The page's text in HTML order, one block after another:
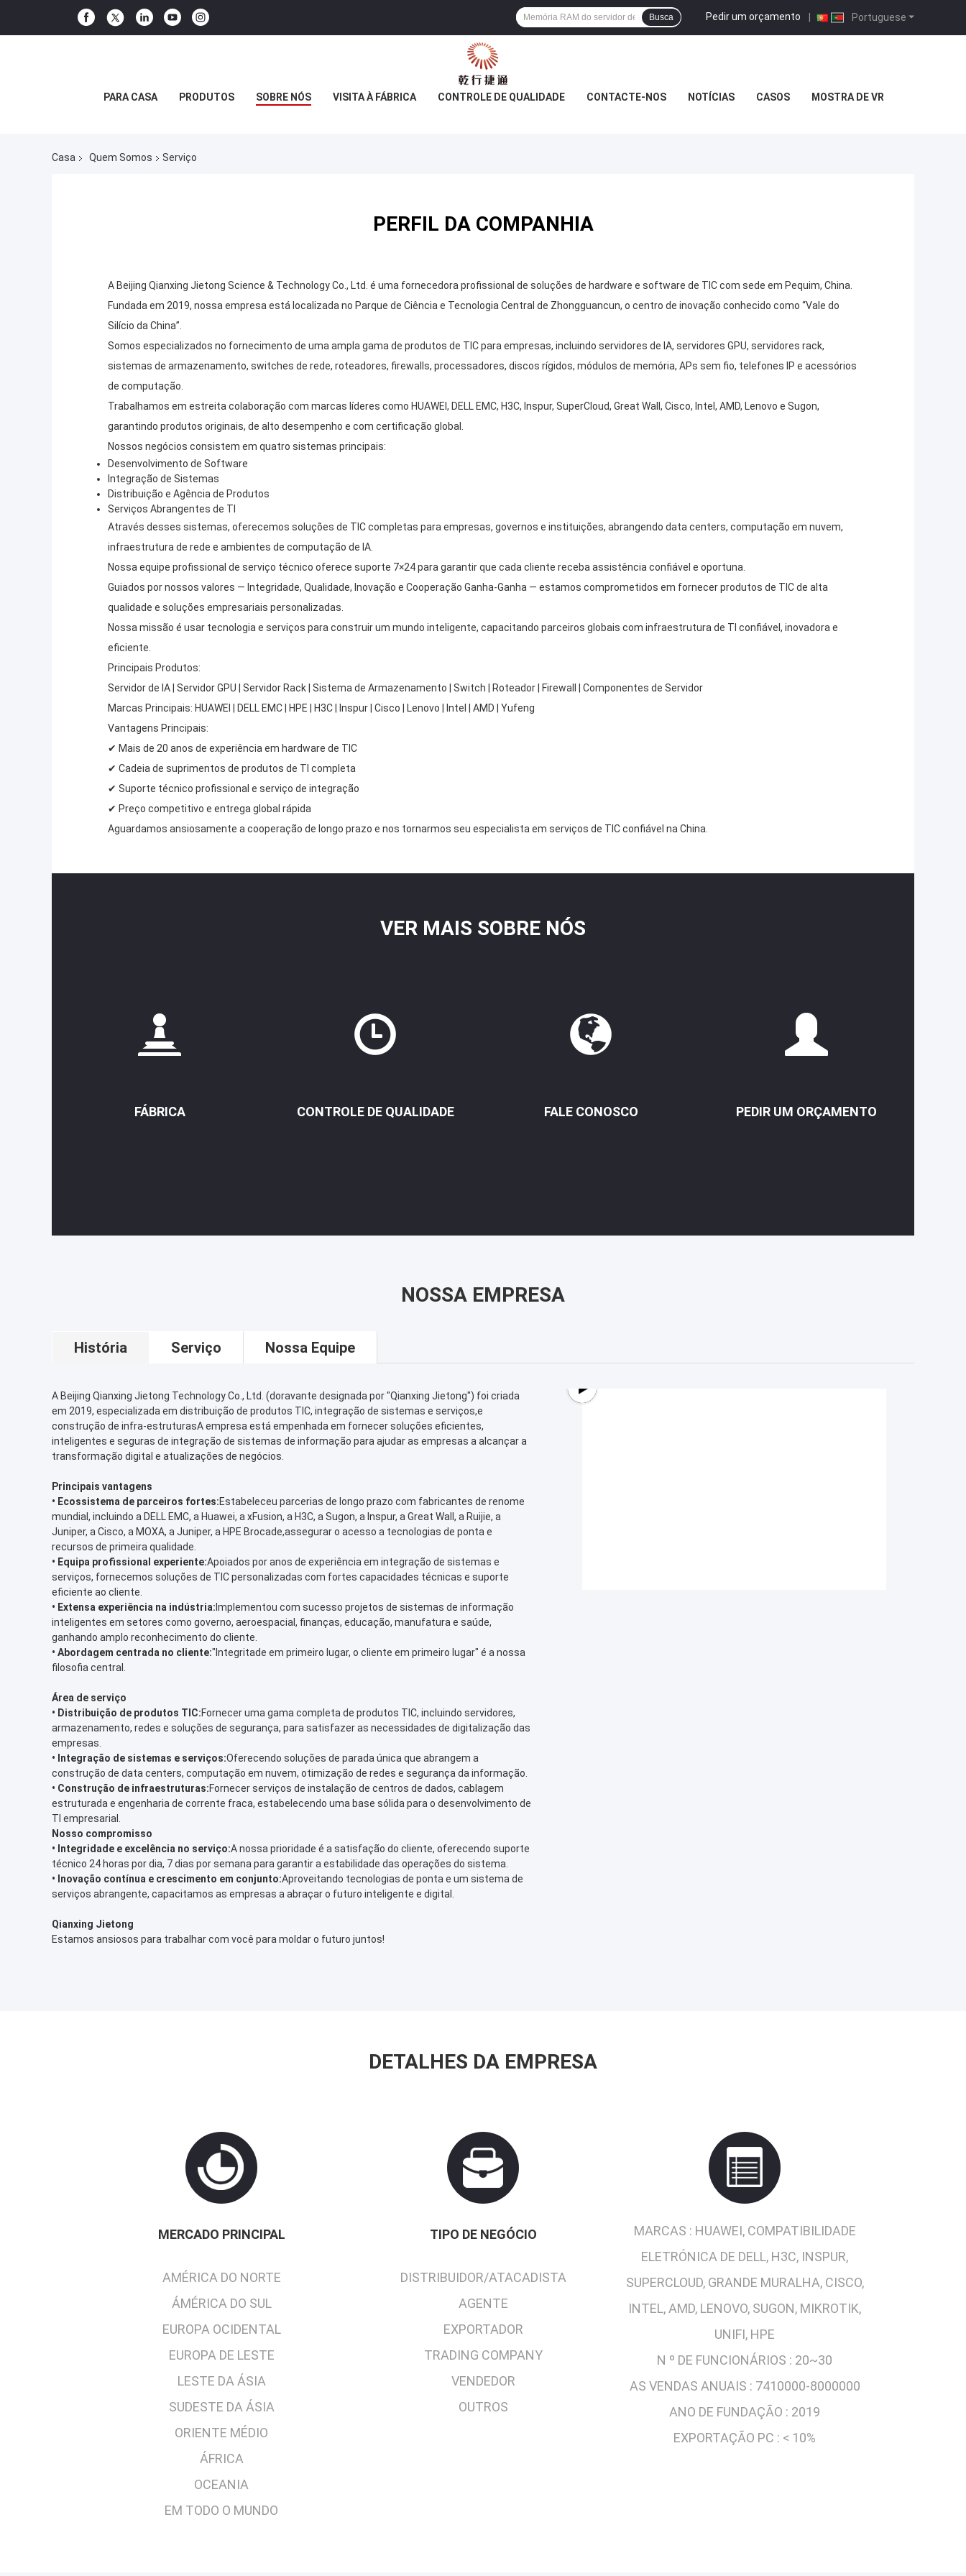
Portuguese
Pedir um orçamento |
Busca
PARA CASA PRODUTOS SOBRE NÓS VISITA À FÁBRICA CONTROLE DE QUALIDADE CONTACTE-NOS NOTÍCIAS CASOS MOSTRA DE VR
Casa Quem Somos Serviço
PERFIL DA COMPANHIA
A Beijing Qianxing Jietong Science & Technology Co., Ltd. é uma fornecedora profissional de soluções de hardware e software de TIC com sede em Pequim, China.
Fundada em 2019, nossa empresa está localizada no Parque de Ciência e Tecnologia Central de Zhongguancun, o centro de inovação conhecido como “Vale do
Silício da China”.
Somos especializados no fornecimento de uma ampla gama de produtos de TIC para empresas, incluindo servidores de IA, servidores GPU, servidores rack,
sistemas de armazenamento, switches de rede, roteadores, firewalls, processadores, discos rígidos, módulos de memória, APs sem fio, telefones IP e acessórios
de computação.
Trabalhamos em estreita colaboração com marcas líderes como HUAWEI, DELL EMC, H3C, Inspur, SuperCloud, Great Wall, Cisco, Intel, AMD, Lenovo e Sugon,
garantindo produtos originais, de alto desempenho e com certificação global.
Nossos negócios consistem em quatro sistemas principais:
Desenvolvimento de Software
Integração de Sistemas
Distribuição e Agência de Produtos
Serviços Abrangentes de TI
Através desses sistemas, oferecemos soluções de TIC completas para empresas, governos e instituições, abrangendo data centers, computação em nuvem,
infraestrutura de rede e ambientes de computação de IA.
Nossa equipe profissional de serviço técnico oferece suporte 7×24 para garantir que cada cliente receba assistência confiável e oportuna.
Guiados por nossos valores — Integridade, Qualidade, Inovação e Cooperação Ganha-Ganha — estamos comprometidos em fornecer produtos de TIC de alta
qualidade e soluções empresariais personalizadas.
Nossa missão é usar tecnologia e serviços para construir um mundo inteligente, capacitando parceiros globais com infraestrutura de TI confiável, inovadora e
eficiente.
Principais Produtos:
Servidor de IA | Servidor GPU | Servidor Rack | Sistema de Armazenamento | Switch | Roteador | Firewall | Componentes de Servidor
Marcas Principais: HUAWEI | DELL EMC | HPE | H3C | Inspur | Cisco | Lenovo | Intel | AMD | Yufeng
Vantagens Principais:
✔ Mais de 20 anos de experiência em hardware de TIC
✔ Cadeia de suprimentos de produtos de TI completa
✔ Suporte técnico profissional e serviço de integração
✔ Preço competitivo e entrega global rápida
Aguardamos ansiosamente a cooperação de longo prazo e nos tornarmos seu especialista em serviços de TIC confiável na China.
VER MAIS SOBRE NÓS
FÁBRICA CONTROLE DE QUALIDADE FALE CONOSCO PEDIR UM ORÇAMENTO
NOSSA EMPRESA
História Serviço Nossa Equipe
A Beijing Qianxing Jietong Technology Co., Ltd. (doravante designada por "Qianxing Jietong") foi criada
em 2019, especializada em distribuição de produtos TIC, integração de sistemas e serviços,e
construção de infra-estruturasA empresa está empenhada em fornecer soluções eficientes,
inteligentes e seguras de integração de sistemas de informação para ajudar as empresas a alcançar a
transformação digital e atualizações de negócios.
Principais vantagens
• Ecossistema de parceiros fortes:Estabeleceu parcerias de longo prazo com fabricantes de renome
mundial, incluindo a DELL EMC, a Huawei, a xFusion, a H3C, a Sugon, a Inspur, a Great Wall, a Ruijie, a
Juniper, a Cisco, a MOXA, a Juniper, a HPE Brocade,assegurar o acesso a tecnologias de ponta e
recursos de primeira qualidade.
• Equipa profissional experiente:Apoiados por anos de experiência em integração de sistemas e
serviços, fornecemos soluções de TIC personalizadas com fortes capacidades técnicas e suporte
eficiente ao cliente.
• Extensa experiência na indústria: Implementou com sucesso projetos de sistemas de informação
inteligentes em setores como governo, aeroespacial, finanças, educação, manufatura e saúde,
ganhando amplo reconhecimento do cliente.
• Abordagem centrada no cliente:"Integritade em primeiro lugar, o cliente em primeiro lugar" é a nossa
filosofia central.
Área de serviço
• Distribuição de produtos TIC:Fornecer uma gama completa de produtos TIC, incluindo servidores,
armazenamento, redes e soluções de segurança, para satisfazer as necessidades de digitalização das
empresas.
• Integração de sistemas e serviços:Oferecendo soluções de parada única que abrangem a
construção de data centers, computação em nuvem, otimização de redes e segurança da informação.
• Construção de infraestruturas:Fornecer serviços de instalação de centros de dados, cablagem
estruturada e engenharia de corrente fraca, estabelecendo uma base sólida para o desenvolvimento de
TI empresarial.
Nosso compromisso
• Integridade e excelência no serviço:A nossa prioridade é a satisfação do cliente, oferecendo suporte
técnico 24 horas por dia, 7 dias por semana para garantir a estabilidade das operações do sistema.
• Inovação contínua e crescimento em conjunto:Aproveitando tecnologias de ponta e um sistema de
serviços abrangente, capacitamos as empresas a abraçar o futuro inteligente e digital.
Qianxing Jietong
Estamos ansiosos para trabalhar com você para moldar o futuro juntos!
DETALHES DA EMPRESA
MERCADO PRINCIPAL
AMÉRICA DO NORTE
ÁMÉRICA DO SUL
EUROPA OCIDENTAL
EUROPA DE LESTE
LESTE DA ÁSIA
SUDESTE DA ÁSIA
ORIENTE MÉDIO
ÁFRICA
OCEANIA
EM TODO O MUNDO
TIPO DE NEGÓCIO
DISTRIBUIDOR/ATACADISTA
AGENTE
EXPORTADOR
TRADING COMPANY
VENDEDOR
OUTROS
MARCAS : HUAWEI, COMPATIBILIDADE
ELETRÓNICA DE DELL, H3C, INSPUR,
SUPERCLOUD, GRANDE MURALHA, CISCO,
INTEL, AMD, LENOVO, SUGON, MIKROTIK,
UNIFI, HPE
N º DE FUNCIONÁRIOS : 20~30
AS VENDAS ANUAIS : 7410000-8000000
ANO DE FUNDAÇÃO : 2019
EXPORTAÇÃO PC : < 10%